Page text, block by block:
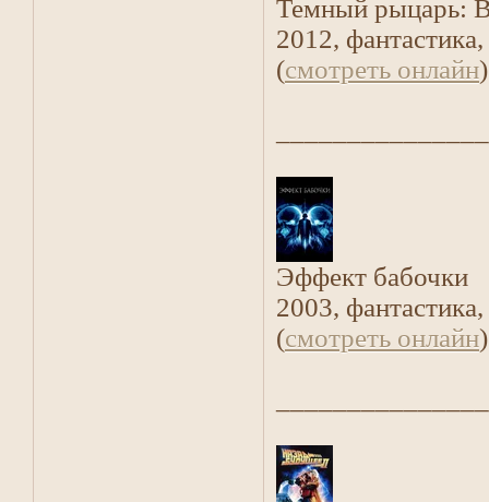
Темный рыцарь:
2012,
(смотреть онлайн)
Эффект бабочки
2003,
(смотреть онлайн)